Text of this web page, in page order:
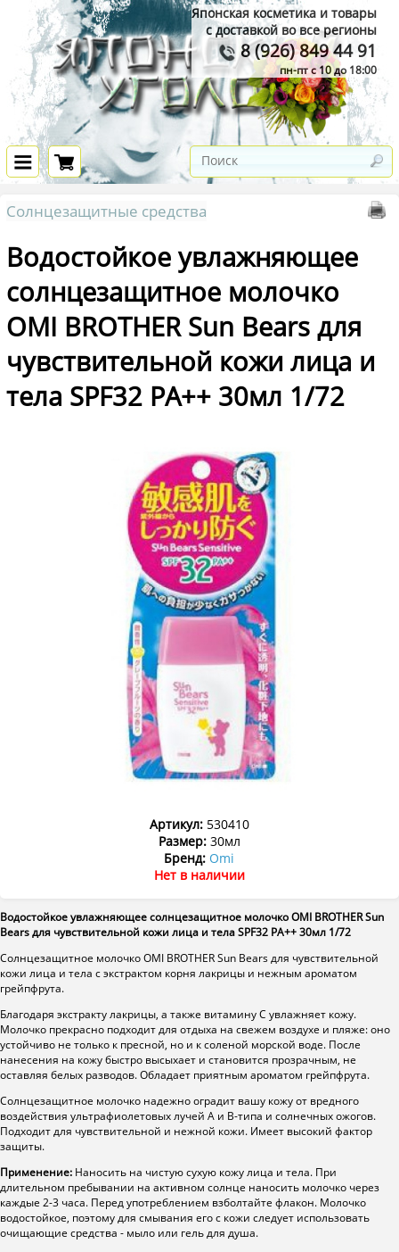
Японская косметика и товары
с доставкой во все регионы
8 (926) 849 44 91
пн-пт с 10 до 18:00
Солнцезащитные средства
Водостойкое увлажняющее
солнцезащитное молочко
OMI BROTHER Sun Bears для
чувствительной кожи лица и
тела SPF32 PA++ 30мл 1/72
Артикул:530410
Размер:30мл
Бренд: Omi
Нет в наличии
Водостойкое увлажняющее солнцезащитное молочко OMI BROTHER Sun
Bears для чувствительной кожи лица и тела SPF32 PA++ 30мл 1/72
Солнцезащитное молочко OMI BROTHER Sun Bears для чувствительной
кожи лица и тела с экстрактом корня лакрицы и нежным ароматом
грейпфрута.
Благодаря экстракту лакрицы, а также витамину С увлажняет кожу.
Молочко прекрасно подходит для отдыха на свежем воздухе и пляже: оно
устойчиво не только к пресной, но и к соленой морской воде. После
нанесения на кожу быстро высыхает и становится прозрачным, не
оставляя белых разводов. Обладает приятным ароматом грейпфрута.
Солнцезащитное молочко надежно оградит вашу кожу от вредного
воздействия ультрафиолетовых лучей А и В-типа и солнечных ожогов.
Подходит для чувствительной и нежной кожи. Имеет высокий фактор
защиты.
Применение: Наносить на чистую сухую кожу лица и тела. При
длительном пребывании на активном солнце наносить молочко через
каждые 2-3 часа. Перед употреблением взболтайте флакон. Молочко
водостойкое, поэтому для смывания его с кожи следует использовать
очищающие средства - мыло или гель для душа.